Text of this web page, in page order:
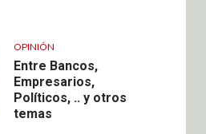
OPINIÓN
Entre Bancos,
Empresarios,
Políticos, .. y otros
temas